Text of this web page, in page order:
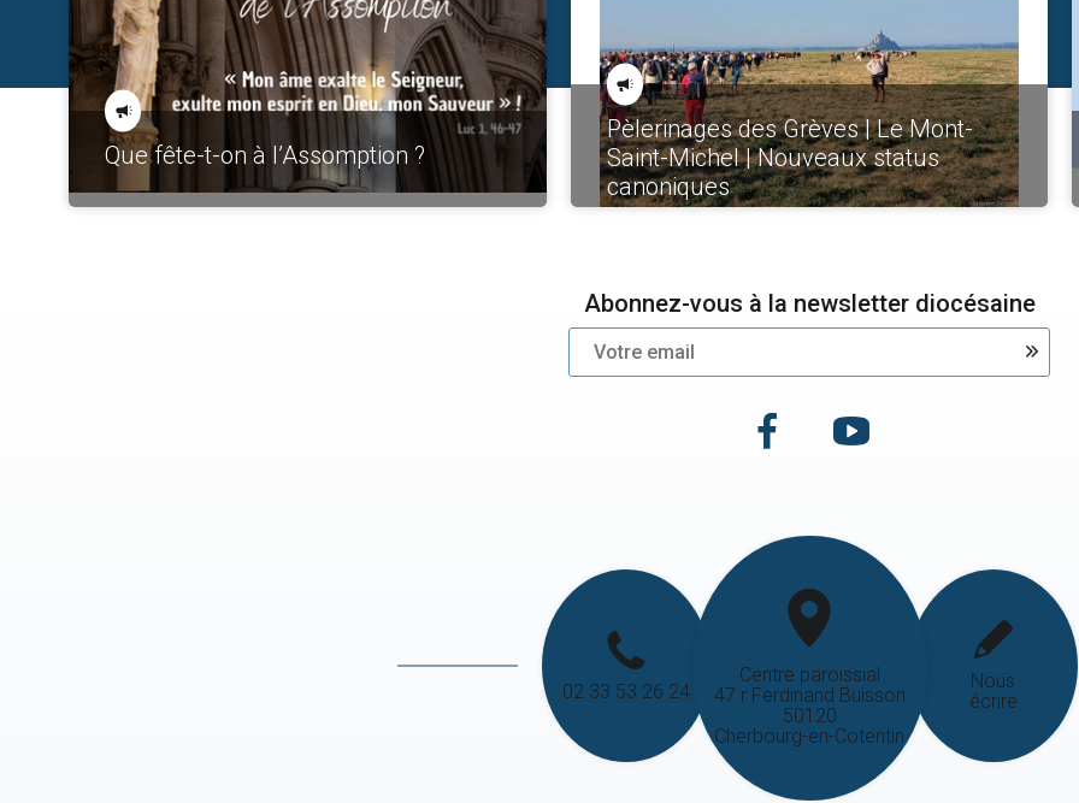
Que fête-t-on à l’Assomption ?
Pèlerinages des Grèves | Le Mont-
Saint-Michel | Nouveaux status
canoniques
Abonnez-vous à la newsletter diocésaine
02 33 53 26 24
Nous
écrire
Centre paroissial
47 r Ferdinand Buisson
50120
Cherbourg-en-Cotentin